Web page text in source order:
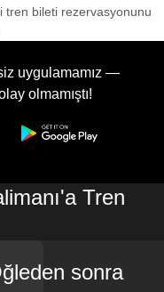
tren bileti rezervasyonunu
uygulamamız —
olmamıştı!
Tren
sonra